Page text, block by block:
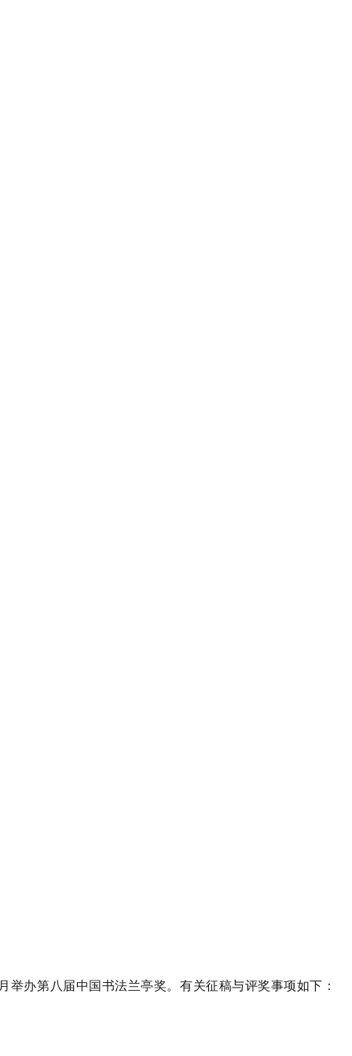
办第八届中国书法兰亭奖。有关征稿与评奖事项如下：